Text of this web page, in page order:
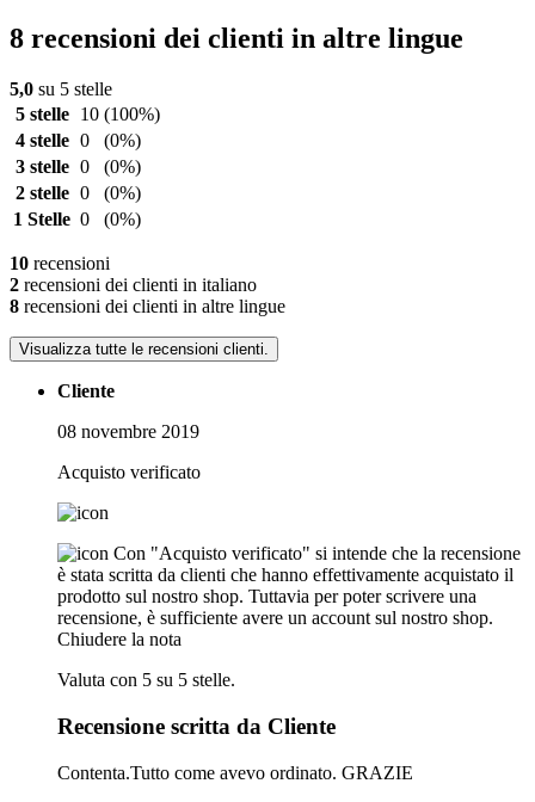
8 recensioni dei clienti in altre lingue
5,0 su 5 stelle
5 stelle
10 (100%)
4 stelle 0
(0%)
3 stelle 0
(0%)
2 stelle 0
(0%)
1 Stelle 0 (0%)
10 recensioni
2 recensioni dei clienti in italiano
8 recensioni dei clienti in altre lingue
Visualizza tutte le recensioni clienti.
Cliente
08 novembre 2019
Acquisto verificato
Con "Acquisto verificato" si intende che la recensione
è stata scritta da clienti che hanno effettivamente acquistato il
prodotto sul nostro shop. Tuttavia per poter scrivere una
recensione, è sufficiente avere un account sul nostro shop.
Chiudere la nota
Valuta con 5 su 5 stelle.
Recensione scritta da Cliente
Contenta.Tutto come avevo ordinato. GRAZIE